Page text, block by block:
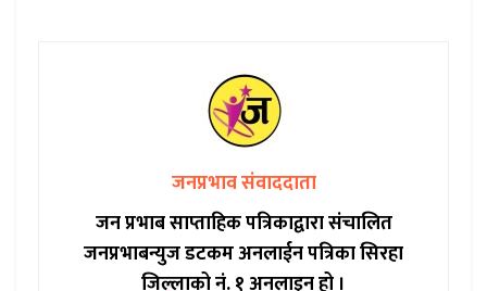
जनप्रभाव संवाददाता
जन प्रभाब साप्ताहिक पत्रिकाद्वारा संचालित
जनप्रभाबन्युज डटकम अनलाईन पत्रिका सिरहा